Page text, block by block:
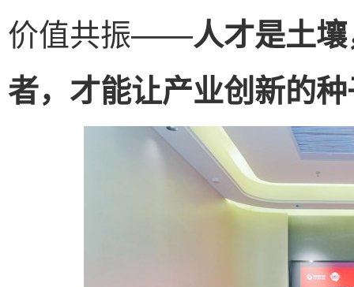
价值共振——人才是土
者，才能让产业创新的